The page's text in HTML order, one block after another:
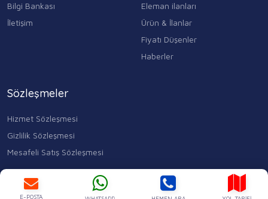
Bilgi Bankası
İletişim
Eleman ilanları
Ürün & İlanlar
Fiyatı Düşenler
Haberler
Sözleşmeler
Hizmet Sözleşmesi
Gizlilik Sözleşmesi
Mesafeli Satış Sözleşmesi
Kocasinan Merkez, Mahmutbey Cd. No:353 D:1, 34400 Bahçelievler/
İstanbul
0543 315 17 84
E-POSTA